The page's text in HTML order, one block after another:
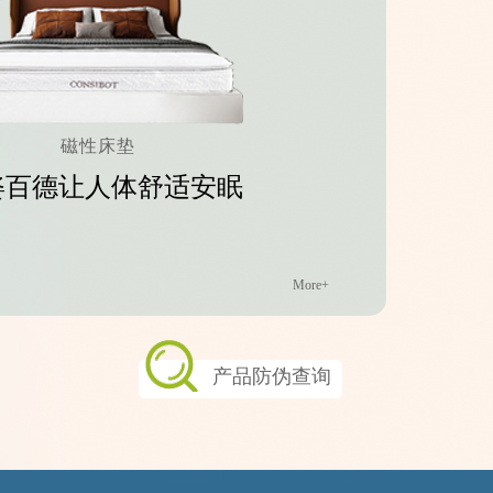
磁性床垫
德让人体舒适安眠
More+
产品防伪查询